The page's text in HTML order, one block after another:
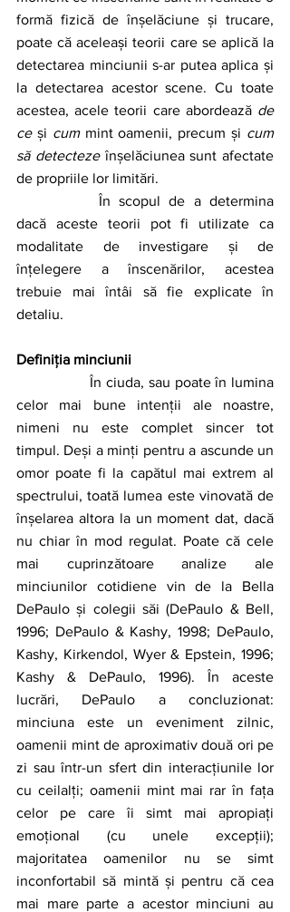
formă fizică de înșelăciune și trucare,
poate că aceleași teorii care se aplică la
detectarea minciunii s-ar putea aplica și
la detectarea acestor scene. Cu toate
acestea, acele teorii care abordează de
ce și cum mint oamenii, precum și cum
să detecteze înșelăciunea sunt afectate
de propriile lor limitări.
dacă aceste teorii pot fi utilizate ca
modalitate de investigare și de
înțelegere a înscenărilor, acestea
trebuie mai întâi să fie explicate în
detaliu.
Definiția minciunii
		În ciuda, sau poate în lumina
celor mai bune intenții ale noastre,
nimeni nu este complet sincer tot
timpul. Deși a minți pentru a ascunde un
omor poate fi la capătul mai extrem al
spectrului, toată lumea este vinovată de
înșelarea altora la un moment dat, dacă
nu chiar în mod regulat. Poate că cele
mai cuprinzătoare analize ale
minciunilor cotidiene vin de la Bella
DePaulo și colegii săi (DePaulo & Bell,
1996; DePaulo & Kashy, 1998; DePaulo,
Kashy, Kirkendol, Wyer & Epstein, 1996;
Kashy & DePaulo, 1996). În aceste
lucrări, DePaulo a concluzionat:
minciuna este un eveniment zilnic,
oamenii mint de aproximativ două ori pe
zi sau într-un sfert din interacțiunile lor
cu ceilalți; oamenii mint mai rar în fața
celor pe care îi simt mai apropiați
emoțional (cu unele excepții);
majoritatea oamenilor nu se simt
inconfortabil să mintă și pentru că cea
mai mare parte a acestor minciuni au